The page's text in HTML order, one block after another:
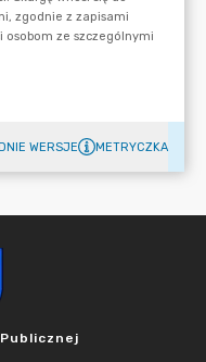
WERSJE METRYCZKA